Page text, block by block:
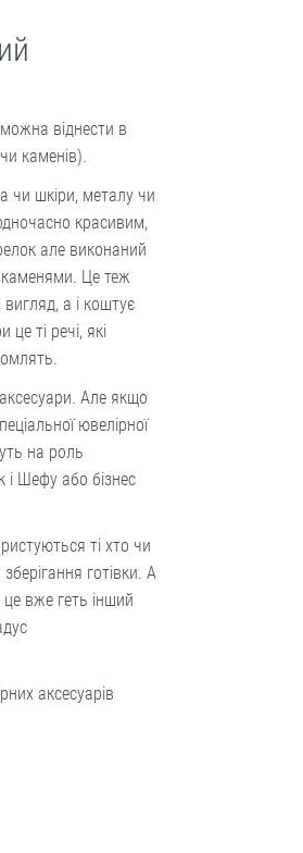
віднести в
каменів).
чи шкіри, металу чи
красивим,
але виконаний
каменями. Це теж
а і коштує
ті речі, які
Але якщо
ювелірної
на роль
і Шефу або бізнес
ті хто чи
готівки. А
вже геть інший
аксесуарів